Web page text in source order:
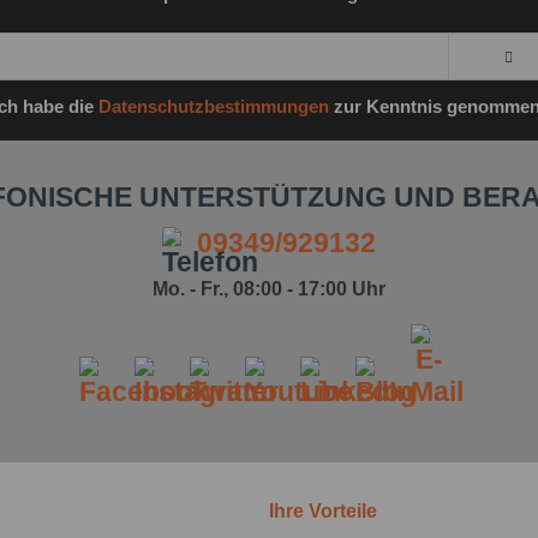
habe die Datenschutzbestimmungen zur Kenntnis
UNTERSTÜTZUNG UND
09349/929132
Mo. - Fr., 08:00 - 17:00 Uhr
Ihre Vorteile